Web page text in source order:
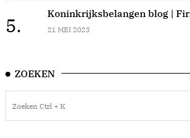
5.
Koninkrijksbelangen blog |
21 MEI 2023
ZOEKEN